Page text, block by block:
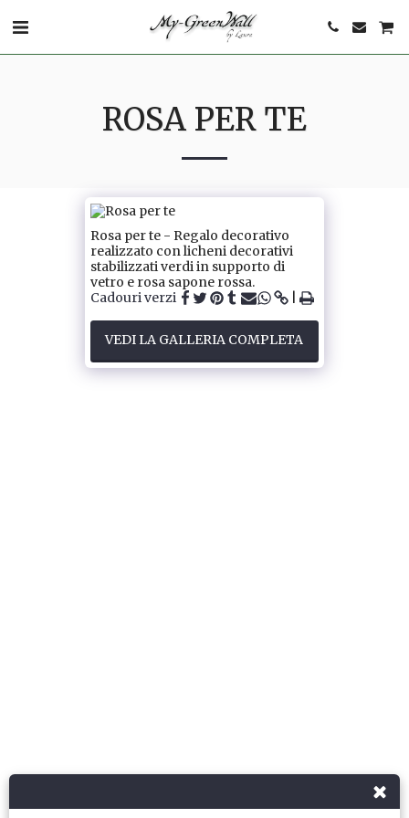
ROSA PER TE
Rosa per te - Regalo decorativo
realizzato con licheni decorativi
stabilizzati verdi in supporto di
vetro e rosa sapone rossa.
Cadouri verzi
VEDI LA GALLERIA COMPLETA